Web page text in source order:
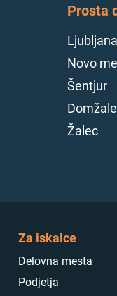
Prosta
Ljubljana
Novo
Šentjur
Domžale
Žalec
Za iskalce
Delovna mesta
Podjetja